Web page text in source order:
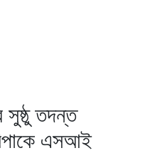
সুষ্ঠু তদন্ত
এসআই